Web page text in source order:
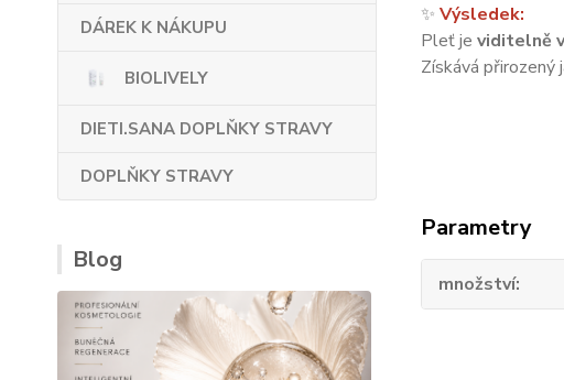
DÁREK K NÁKUPU
BIOLIVELY
DIETI.SANA DOPLŇKY STRAVY
DOPLŇKY STRAVY
Blog
✨ Výsledek:
Pleť je viditelně
Získává přirozený
Parametry
množství